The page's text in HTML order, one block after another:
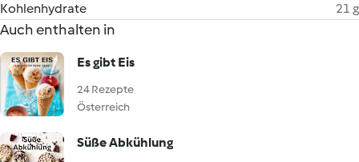
Kohlenhydrate
21 g
Auch enthalten in
Es gibt Eis
24 Rezepte
Österreich
Süße Abkühlung